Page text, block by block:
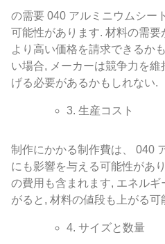
の需要 040 アルミニウムシー
可能性があります. 材料の需
より高い価格を請求できるか
い場合, メーカーは競争力を
げる必要があるかもしれない.
3. 生産コスト
制作にかかる制作費は、 040
にも影響を与える可能性があ
の費用も含まれます, エネルギ
がると, 材料の値段も上がる可
4. サイズと数量